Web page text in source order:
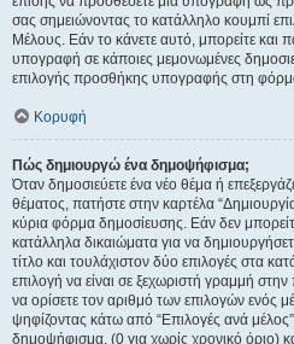
σας σημειώνοντας το κατάλληλο κουμπί
Μέλους. Εάν το κάνετε αυτό, μπορείτε και
υπογραφή σε κάποιες μεμονωμένες
επιλογής προσθήκης υπογραφής στη
Κορυφή
Πώς δημιουργώ ένα δημοψήφισμα;
Όταν δημοσιεύετε ένα νέο θέμα ή
θέματος, πατήστε στην καρτέλα
κύρια φόρμα δημοσίευσης. Εάν δεν
κατάλληλα δικαιώματα για να
τίτλο και τουλάχιστον δύο επιλογές στα
επιλογή να είναι σε ξεχωριστή γραμμή
να ορίσετε τον αριθμό των επιλογών ενός
ψηφίζοντας κάτω από “Επιλογές ανά
δημοψήφισμα, (0 για χωρίς χρονικό όριο)